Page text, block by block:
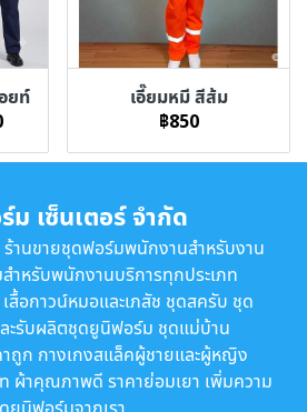
ยท์
เอี๊ยมหมี สีส้ม
฿850
เซ็นเตอร์ จำกัด
นขายชุดฟอร์มพนักงานสำหรับงาน
ำหรับพนักงานบริการทุกประเภท
สื้อกาวน์หมอและเภสัช ชุดสครับ ชุด
ะรับผลิตชุดยูนิฟอร์ม ชุดแม่บ้าน
าถูก กางเกงสแล็คผู้ชายและผู้หญิง
ผ้าคุณภาพดี ราคาย่อมเยา เพิ่มความ